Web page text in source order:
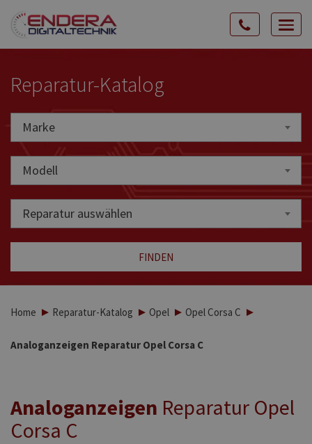
Reparatur-Katalog
MarkeMarke
Modell
Reparatur auswählen
FINDEN
Home Reparatur-Katalog Opel Opel Corsa C
Analoganzeigen Reparatur Opel Corsa C
Analoganzeigen Reparatur Opel
Corsa C